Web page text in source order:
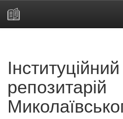
Інституційний
репозитарій